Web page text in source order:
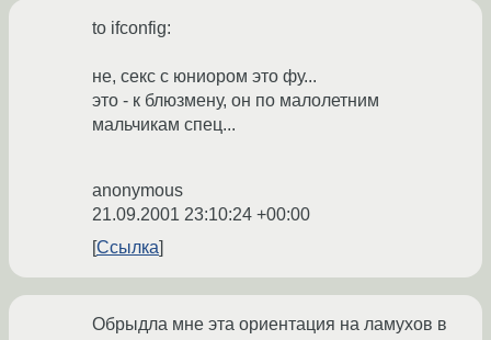
to ifconfig:
не, секс с юниором это фу...
это - к блюзмену, он по малолетним
мальчикам спец...
anonymous
21.09.2001 23:10:24 +00:00
Ссылка
Обрыдла мне эта ориентация на ламухов в